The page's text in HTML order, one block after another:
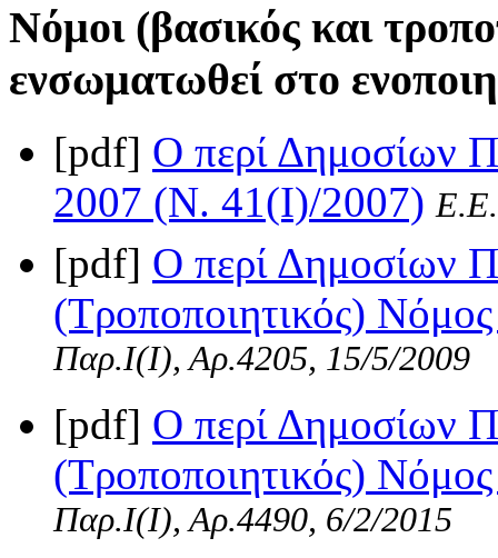
Νόμοι (βασικός και
ενσωματωθεί στο
[pdf] Ο περί Δημοσίων
2007 (Ν. 41(I)/2007)
[pdf] Ο περί Δημοσίων
(Τροποποιητικός)
Παρ.Ι(I), Αρ.4205, 15/5/2009
[pdf] Ο περί Δημοσίων
(Τροποποιητικός)
Παρ.Ι(I), Αρ.4490, 6/2/2015